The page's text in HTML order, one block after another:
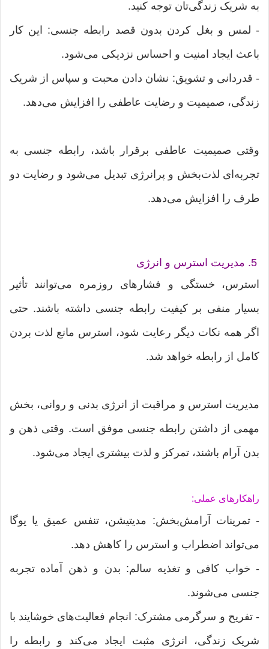
به شریک زندگی‌تان توجه کنید.
- لمس و بغل کردن بدون قصد رابطه جنسی: این کار
باعث ایجاد امنیت و احساس نزدیکی می‌شود.
- قدردانی و تشویق: نشان دادن محبت و سپاس از شریک
زندگی، صمیمیت و رضایت عاطفی را افزایش می‌دهد.
وقتی صمیمیت عاطفی برقرار باشد، رابطه جنسی به
تجربه‌ای لذت‌بخش و پرانرژی تبدیل می‌شود و رضایت دو
طرف را افزایش می‌دهد.
5. مدیریت استرس و انرژی
استرس، خستگی و فشارهای روزمره می‌توانند تأثیر
بسیار منفی بر کیفیت رابطه جنسی داشته باشند. حتی
اگر همه نکات دیگر رعایت شود، استرس مانع لذت بردن
کامل از رابطه خواهد شد.
مدیریت استرس و مراقبت از انرژی بدنی و روانی، بخش
مهمی از داشتن رابطه جنسی موفق است. وقتی ذهن و
بدن آرام باشند، تمرکز و لذت بیشتری ایجاد می‌شود.
راهکارهای عملی:
- تمرینات آرامش‌بخش: مدیتیشن، تنفس عمیق یا یوگا
می‌تواند اضطراب و استرس را کاهش دهد.
- خواب کافی و تغذیه سالم: بدن و ذهن آماده تجربه
جنسی می‌شوند.
- تفریح و سرگرمی مشترک: انجام فعالیت‌های خوشایند با
شریک زندگی، انرژی مثبت ایجاد می‌کند و رابطه را